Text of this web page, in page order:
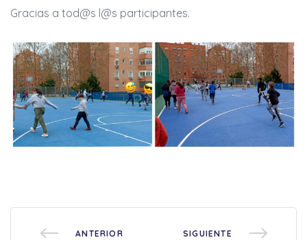
Gracias a tod@s l@s participantes.
ANTERIOR SIGUIENTE